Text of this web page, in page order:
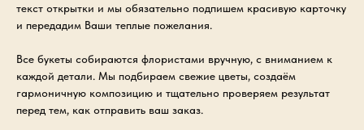
текст открытки и мы обязательно подпишем красивую карточку
и передадим Ваши теплые пожелания.
Все букеты собираются флористами вручную, с вниманием к
каждой детали. Мы подбираем свежие цветы, создаём
гармоничную композицию и тщательно проверяем результат
перед тем, как отправить ваш заказ.